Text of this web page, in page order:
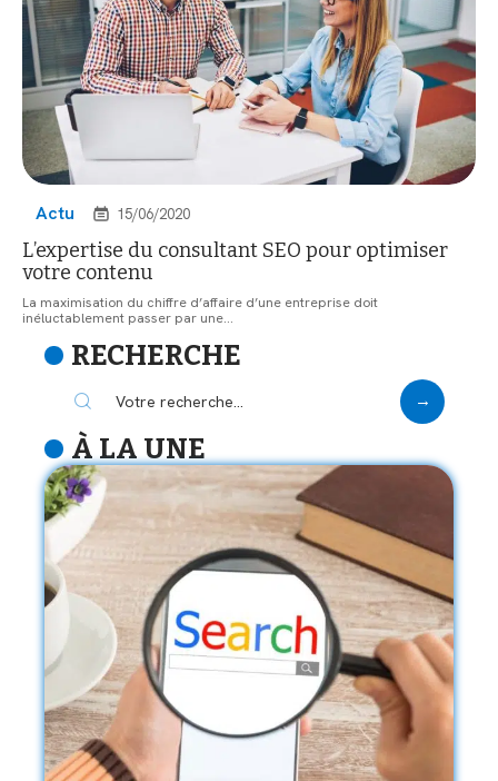
Actu 15/06/2020
L’expertise du consultant SEO pour optimiser
votre contenu
La maximisation du chiffre d’affaire d’une entreprise doit
inéluctablement passer par une…
RECHERCHE
À LA UNE